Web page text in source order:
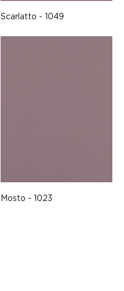
Scarlatto - 1049
Mosto - 1023